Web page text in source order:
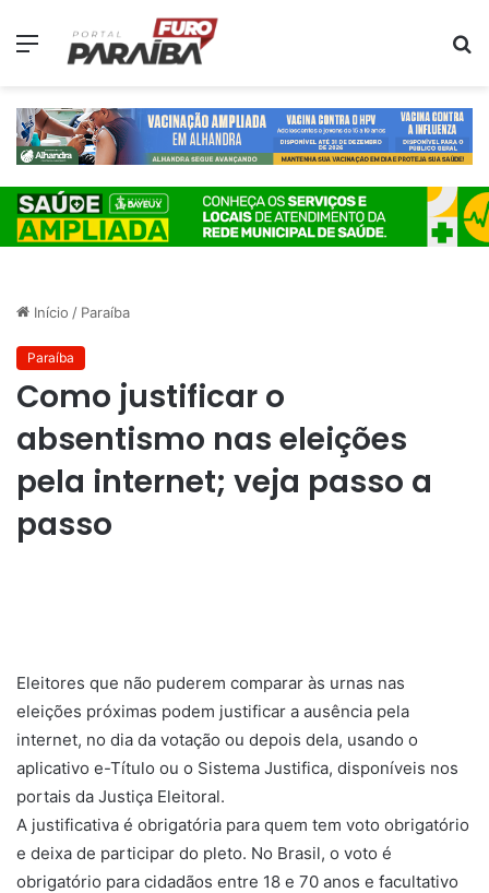
Menu
Início / Paraíba
Paraíba
Como justificar o
absentismo nas eleições
pela internet; veja passo a
passo
Eleitores que não puderem comparar às urnas nas
eleições próximas podem justificar a ausência pela
internet, no dia da votação ou depois dela, usando o
aplicativo e-Título ou o Sistema Justifica, disponíveis nos
portais da Justiça Eleitoral.
A justificativa é obrigatória para quem tem voto obrigatório
e deixa de participar do pleto. No Brasil, o voto é
obrigatório para cidadãos entre 18 e 70 anos e facultativo